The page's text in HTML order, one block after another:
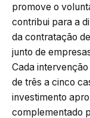
promove o
contribui para a
da contratação
junto de
Cada
de três a cinco
investimento
complementado